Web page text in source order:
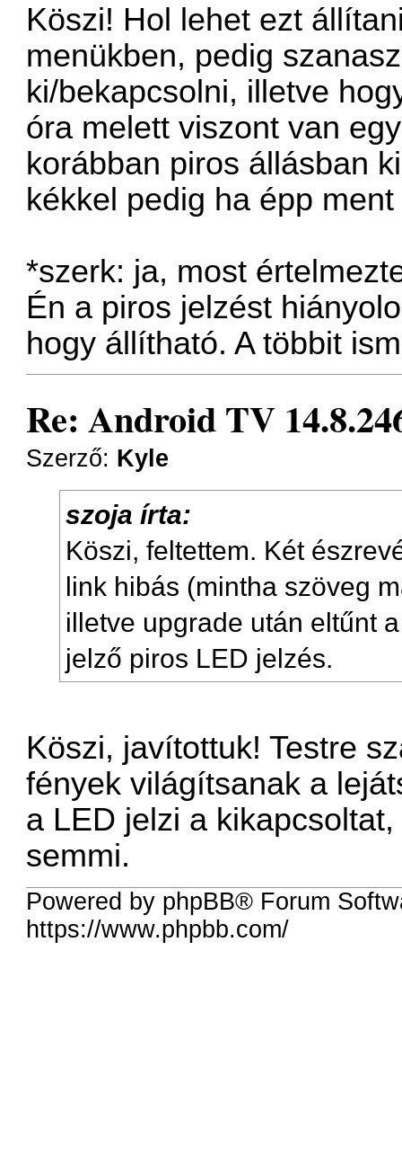
Köszi! Hol lehet ezt
menükben, pedig
ki/bekapcsolni, illetve
óra melett viszont van
korábban piros állásban
kékkel pedig ha épp
*szerk: ja, most
Én a piros jelzést
hogy állítható. A többit
Re: Android TV
Szerző: Kyle
szoja írta:
Köszi, feltettem. Két
link hibás (mintha szöveg
illetve upgrade után eltűnt
jelző piros LED jelzés.
Köszi, javítottuk! Testre
fények világítsanak a
a LED jelzi a
semmi.
Powered by phpBB® Forum
https://www.phpbb.com/